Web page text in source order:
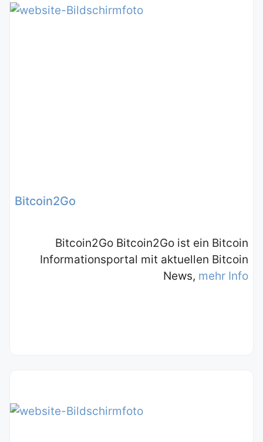
Bitcoin2Go
Bitcoin2Go Bitcoin2Go ist ein Bitcoin
Informationsportal mit aktuellen Bitcoin
News, mehr Info